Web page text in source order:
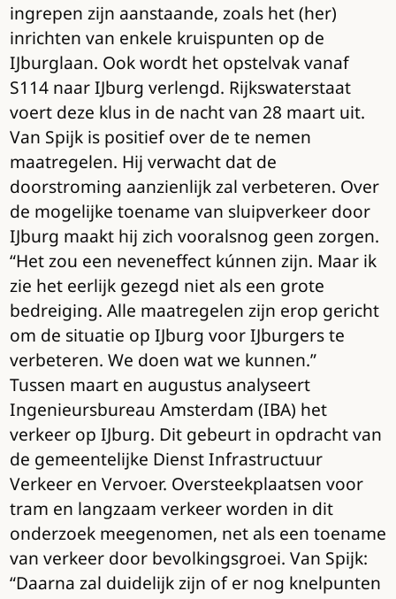
ingrepen zijn aanstaande, zoals het (her)
inrichten van enkele kruispunten op de
IJburglaan. Ook wordt het opstelvak vanaf
S114 naar IJburg verlengd. Rijkswaterstaat
voert deze klus in de nacht van 28 maart uit.
Van Spijk is positief over de te nemen
maatregelen. Hij verwacht dat de
doorstroming aanzienlijk zal verbeteren. Over
de mogelijke toename van sluipverkeer door
IJburg maakt hij zich vooralsnog geen zorgen.
“Het zou een neveneffect kúnnen zijn. Maar ik
zie het eerlijk gezegd niet als een grote
bedreiging. Alle maatregelen zijn erop gericht
om de situatie op IJburg voor IJburgers te
verbeteren. We doen wat we kunnen.”
Tussen maart en augustus analyseert
Ingenieursbureau Amsterdam (IBA) het
verkeer op IJburg. Dit gebeurt in opdracht van
de gemeentelijke Dienst Infrastructuur
Verkeer en Vervoer. Oversteekplaatsen voor
tram en langzaam verkeer worden in dit
onderzoek meegenomen, net als een toename
van verkeer door bevolkingsgroei. Van Spijk:
“Daarna zal duidelijk zijn of er nog knelpunten